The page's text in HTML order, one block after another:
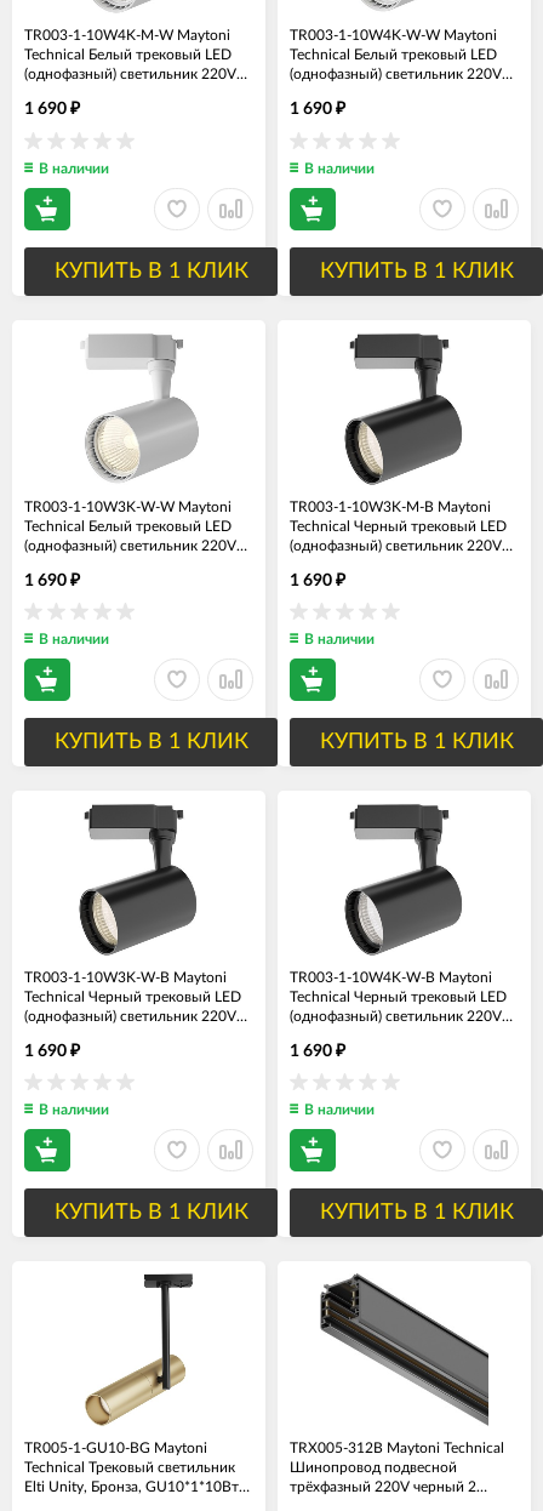
TR003-1-10W4K-M-W Maytoni
Technical Белый трековый LED
(однофазный) светильник 220V
рассеивания 36°
1 690 ₽
В наличии
КУПИТЬ В 1 КЛИК
TR003-1-10W4K-W-W Maytoni
Technical Белый трековый LED
(однофазный) светильник 220V
рассеивания 60°
1 690 ₽
В наличии
КУПИТЬ В 1 КЛИК
TR003-1-10W3K-W-W Maytoni
Technical Белый трековый LED
(однофазный) светильник 220V
рассеивания 60°
1 690 ₽
В наличии
КУПИТЬ В 1 КЛИК
TR003-1-10W3K-M-B Maytoni
Technical Черный трековый LED
(однофазный) светильник 220V
рассеивания 36°
1 690 ₽
В наличии
КУПИТЬ В 1 КЛИК
TR003-1-10W3K-W-B Maytoni
Technical Черный трековый LED
(однофазный) светильник 220V
рассеивания 60°
1 690 ₽
В наличии
КУПИТЬ В 1 КЛИК
TR003-1-10W4K-W-B Maytoni
Technical Черный трековый LED
(однофазный) светильник 220V
рассеивания 60°
1 690 ₽
В наличии
КУПИТЬ В 1 КЛИК
TR005-1-GU10-BG Maytoni
Technical Трековый светильник
Elti Unity, Бронза, GU10*1*10Вт
TRX005-312B Maytoni Technical
Шинопровод подвесной
трёхфазный 220V черный 2